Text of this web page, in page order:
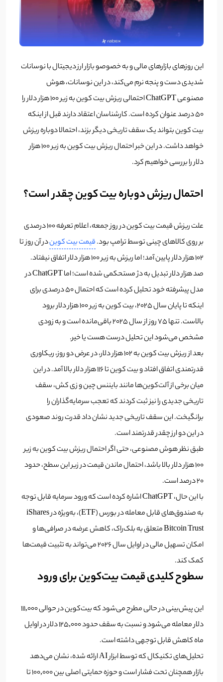
این روزهای بازارهای مالی و به خصوصو بازار ارز دیجیتال با نوسانات
شدیدی دست و پنجه نرم می‌کند، در این نوسانات، هوش
مصنوعی ChatGPT احتمالی ریزش بیت کوین به زیر 100 هزار دلار را
50 درصد عنوان کرده است. کارشناسان اعتقاد دارند قبل از اینکه
بیت کوین بتواند یک سقف تاریخی دیگر بزند، احتمالا دوباره ریزش
خواهد داشت. در این خبر احتمال ریزش بیت کوین به زیر 100 هزار
دلار را بررسی خواهیم کرد.
احتمال ریزش دوباره بیت کوین چقدر است؟
علت ریزش قیمت بیت کوین در روز جمعه، اعلام تعرفه 100 درصدی
بر روی کالاهای چینی توسط ترامپ بود.قیمت بیت کویندر آن روز تا
102 هزار دلار پایین آمد؛ اما ریزش به زیر 100 هزار دلار اتفاق نیفتاد.
صد هزار دلار تبدیل به دژ مستحکمی شده است؛ اما ChatGPT در
مدل پیشرفته خود تحلیل کرده است که احتمال 50 درصدی برای
اینکه تا پایان سال 2025، بیت کوین به زیر 100 هزار دلار برود
بالاست. تنها 75 روز از سال 2025 باقی‌مانده است و به زودی
مشخص می‌شود این تحلیل درست هست یا خیر.
بعد از ریزش بیت کوین به 102 هزار دلار، در عرض دو روز، ریکاوری
قدرتمندی اتفاق افتاد و بیت کوین تا 116 هزار دلار بالا آمد. در این
میان برخی از آلت‌کوین‌ها مانند بایننس چین و زی کش، سقف
تاریخی جدیدی را نیز ثبت کردند که تعجب سرمایه‌گذاران را
برانگیخت. این سقف تاریخی جدید نشان داد قدرت روند صعودی
در این دو ارز چقدر قدرتمند است.
طبق نظر هوش مصنوعی، حتی اگر احتمال ریزش بیت کوین به زیر
100 هزار دلار بالا باشد، احتمال ماندن قیمت در زیر این سطح، حدود
20 درصد است.
با این حال، ChatGPT اشاره کرده است که ورود سرمایه قابل توجه
به صندوق‌های قابل معامله در بورس (ETF)، به‌ویژه در iShares
Bitcoin Trust متعلق به بلک‌راک، کاهش عرضه در صرافی‌ها و
امکان تسهیل مالی در اوایل سال ۲۰۲۶ می‌تواند به تثبیت قیمت‌ها
کمک کند.
سطوح کلیدی قیمت بیت‌کوین برای ورود
این پیش‌بینی در حالی مطرح می‌شود که بیت‌کوین در حوالی ۱۱۱,۰۰۰
دلار معامله می‌شود و نسبت به سقف حدود ۱۲۵,۰۰۰ دلار در اوایل
ماه کاهش قابل توجهی داشته است.
تحلیل‌های تکنیکال که توسط ابزار AI ارائه شده، نشان می‌دهد
بازار همچنان تحت فشار است و حوزه حمایتی اصلی بین ۱۰۰,۰۰۰ تا